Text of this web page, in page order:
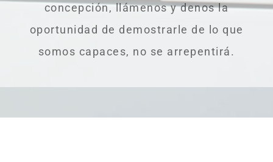
concepción, llámenos y denos la
oportunidad de demostrarle de lo que
somos capaces, no se arrepentirá.